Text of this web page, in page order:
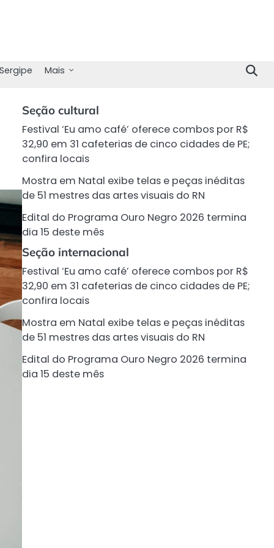
Sergipe Mais
Seção cultural
Festival ‘Eu amo café’ oferece combos por R$
32,90 em 31 cafeterias de cinco cidades de PE;
confira locais
Mostra em Natal exibe telas e peças inéditas
de 51 mestres das artes visuais do RN
Edital do Programa Ouro Negro 2026 termina
dia 15 deste mês
Seção internacional
Festival ‘Eu amo café’ oferece combos por R$
32,90 em 31 cafeterias de cinco cidades de PE;
confira locais
Mostra em Natal exibe telas e peças inéditas
de 51 mestres das artes visuais do RN
Edital do Programa Ouro Negro 2026 termina
dia 15 deste mês